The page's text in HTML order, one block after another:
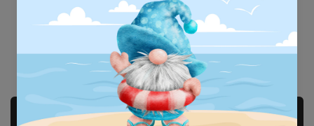
HobbyFun GmbH & Co. KG, Röntgenstrasse 10, D-
96247 Michelau/Germany, mail@hobbyfun.de